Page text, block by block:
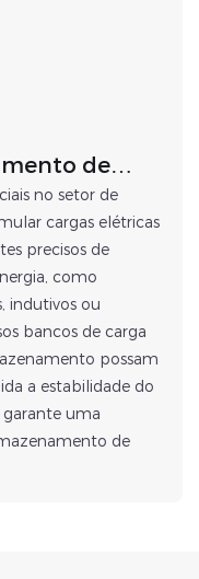
de
no setor de
cargas elétricas
precisos de
como
indutivos ou
bancos de carga
possam
a estabilidade do
uma
de